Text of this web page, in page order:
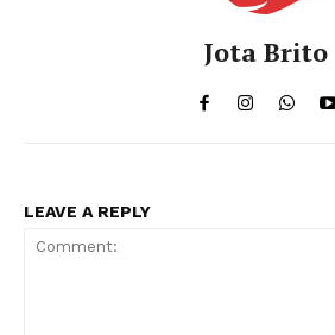
Jota Brito
LEAVE A REPLY